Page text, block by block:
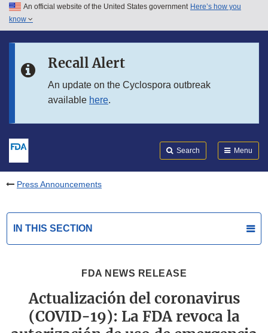
Skip to main content
Skip to in this section menu
An official website of the United States government Here’s how you
know
Recall Alert
An update on the Cyclospora outbreak
available here.
Search Menu
Press Announcements
IN THIS SECTION
FDA NEWS RELEASE
Actualización del coronavirus
(COVID-19): La FDA revoca la